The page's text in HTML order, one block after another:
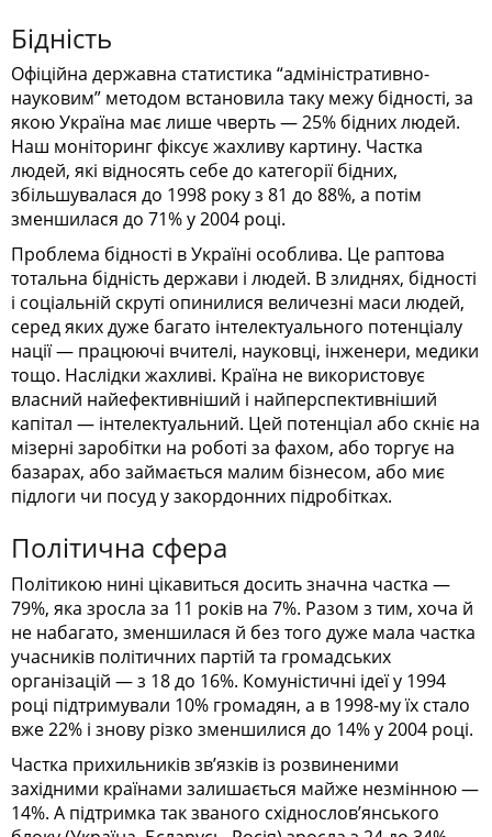
Бідність
Офіційна державна статистика “адміністративно-
науковим” методом встановила таку межу бідності, за
якою Україна має лише чверть — 25% бідних людей.
Наш моніторинг фіксує жахливу картину. Частка
людей, які відносять себе до категорії бідних,
збільшувалася до 1998 року з 81 до 88%, а потім
зменшилася до 71% у 2004 році.
Проблема бідності в Україні особлива. Це раптова
тотальна бідність держави і людей. В злиднях, бідності
і соціальній скруті опинилися величезні маси людей,
серед яких дуже багато інтелектуального потенціалу
нації — працюючі вчителі, науковці, інженери, медики
тощо. Наслідки жахливі. Країна не використовує
власний найефективніший і найперспективніший
капітал — інтелектуальний. Цей потенціал або скніє на
мізерні заробітки на роботі за фахом, або торгує на
базарах, або займається малим бізнесом, або миє
підлоги чи посуд у закордонних підробітках.
Політична сфера
Політикою нині цікавиться досить значна частка —
79%, яка зросла за 11 років на 7%. Разом з тим, хоча й
не набагато, зменшилася й без того дуже мала частка
учасників політичних партій та громадських
організацій — з 18 до 16%. Комуністичні ідеї у 1994
році підтримували 10% громадян, а в 1998-му їх стало
вже 22% і знову різко зменшилися до 14% у 2004 році.
Частка прихильників зв’язків із розвиненими
західними країнами залишається майже незмінною —
14%. А підтримка так званого східнослов’янського